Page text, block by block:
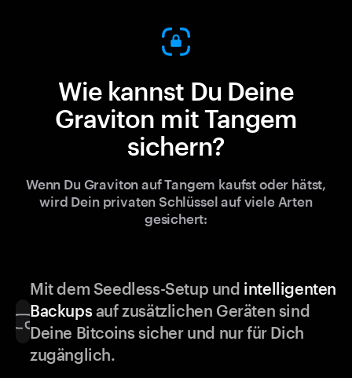
Wie kannst Du Deine
Graviton mit Tangem
sichern?
Wenn Du Graviton auf Tangem kaufst oder hätst,
wird Dein privaten Schlüssel auf viele Arten
gesichert:
Mit dem Seedless-Setup und intelligenten
Backupsauf zusätzlichen Geräten sind
Deine Bitcoins sicher und nur für Dich
zugänglich.